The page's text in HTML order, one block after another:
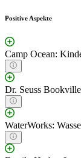
Positive Aspekte
Camp Ocean:
Dr. Seuss
WaterWorks: